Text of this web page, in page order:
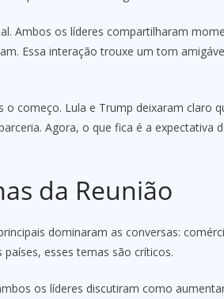
Ambos os líderes compartilharam
Essa interação trouxe um tom
o começo. Lula e Trump deixaram claro
Agora, o que fica é a expectativa
da Reunião
dominaram as conversas:
esses temas são críticos.
os líderes discutiram como